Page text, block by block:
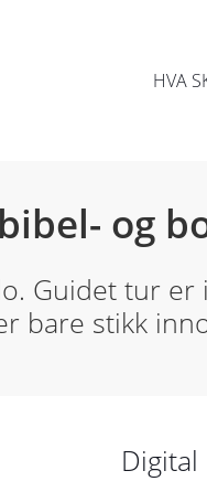
HVA
og
Guidet tur er
bare stikk